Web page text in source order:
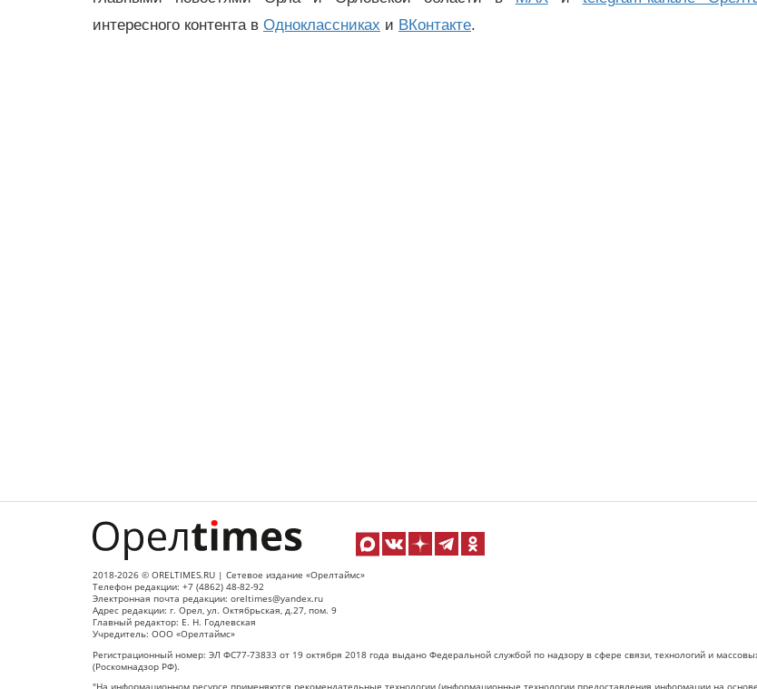
интересного контента в Одноклассниках и ВКонтакте.
2018-2026 © ORELTIMES.RU | Сетевое издание «Орелтаймс»
Телефон редакции: +7 (4862) 48-82-92
Электронная почта редакции: oreltimes@yandex.ru
Адрес редакции: г. Орел, ул. Октябрьская, д.27, пом. 9
Главный редактор: Е. Н. Годлевская
Учредитель: ООО «Орелтаймс»
Регистрационный номер: ЭЛ ФС77-73833 от 19 октября 2018 года выдано Федеральной службой по надзору в сфере связи, технологий и
(Роскомнадзор РФ).